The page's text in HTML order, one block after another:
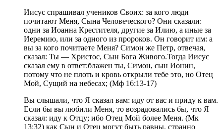
Иисус спрашивал учеников Своих: за кого люди
почитают Меня, Сына Человеческого? Они сказали:
одни за Иоанна Крестителя, другие за Илию, а иные за
Иеремию, или за одного из пророков. Он говорит им: а
вы за кого почитаете Меня? Симон же Петр, отвечая,
сказал: Ты — Христос, Сын Бога Живого.Тогда Иисус
сказал ему в ответ:блажен ты, Симон, сын Ионин,
потому что не плоть и кровь открыли тебе это, но Отец
Мой, Сущий на небесах; (Мф 16:13-17)
Вы слышали, что Я сказал вам: иду от вас и приду к вам.
Если бы вы любили Меня, то возрадовались бы, что Я
сказал: иду к Отцу; ибо Отец Мой более Меня. (Мк
13:32) как Сын и Отец могут быть равны, странно